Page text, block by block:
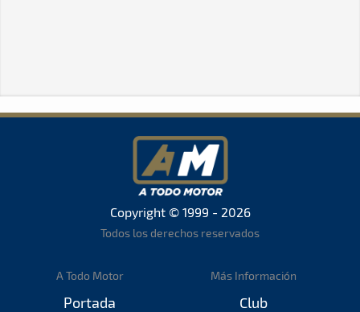
Copyright © 1999 - 2026
Todos los derechos reservados
A Todo Motor
Portada
Más Información
Club